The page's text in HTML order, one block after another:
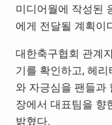
미디어월에 작성된
에게 전달될 계획이
대한축구협회 관계
기를 확인하고, 헤
와 자긍심을 팬들과
장에서 대표팀을 향
밝혔다.